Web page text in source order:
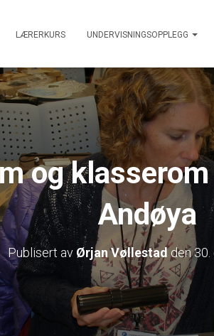
LÆRERKURS UNDERVISNINGSOPPLEGG
og
Andøya
Publisert av Ørjan Vøllestadden30.